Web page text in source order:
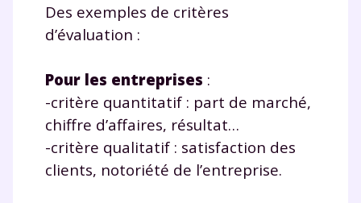
Des exemples de critères
d’évaluation :
Pour les entreprises :
-critère quantitatif : part de marché,
chiffre d’affaires, résultat…
-critère qualitatif : satisfaction des
clients, notoriété de l’entreprise.